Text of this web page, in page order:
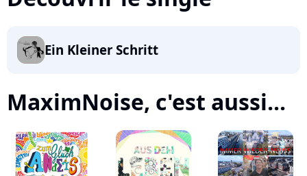
Ein Kleiner Schritt
MaximNoise, c'est aussi...